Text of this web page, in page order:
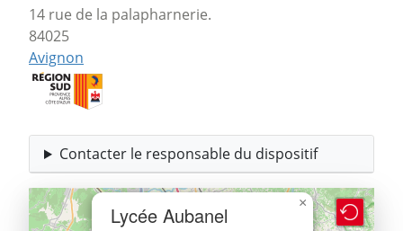
14 rue de la palapharnerie.
84025
Avignon
Contacter le responsable du dispositif
Lycée Aubanel ×